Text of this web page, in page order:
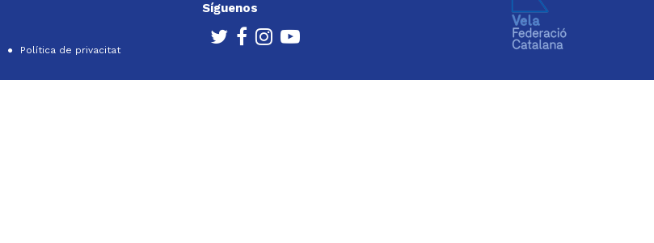
Política de privacitat
Síguenos